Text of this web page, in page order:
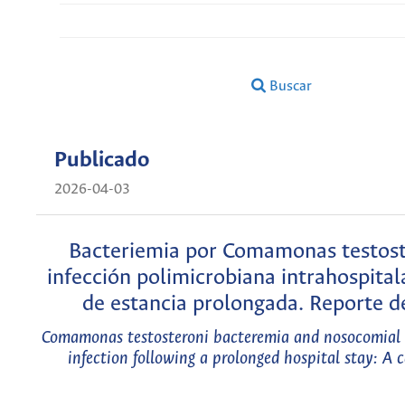
Buscar
Publicado
2026-04-03
Bacteriemia por Comamonas
infección polimicrobiana
de estancia prolongada. Reporte
Comamonas testosteroni bacteremia and
infection following a prolonged hospital stay: A